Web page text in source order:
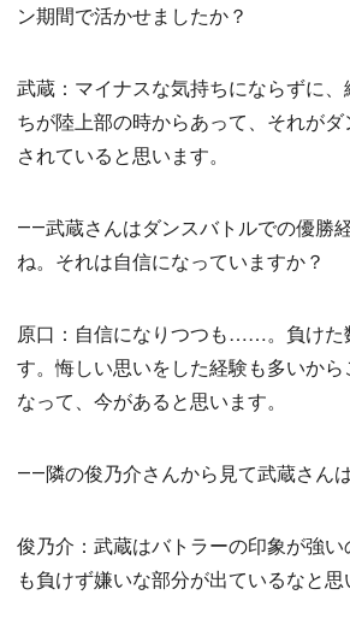
ン期間で活かせましたか？
武蔵：マイナスな気持ちにならずに
ちが陸上部の時からあって、それが
されていると思います。
――武蔵さんはダンスバトルでの優勝
ね。それは自信になっていますか？
原口：自信になりつつも……。負けた
す。悔しい思いをした経験も多いか
なって、今があると思います。
――隣の俊乃介さんから見て武蔵さん
俊乃介：武蔵はバトラーの印象が強
も負けず嫌いな部分が出ているなと思